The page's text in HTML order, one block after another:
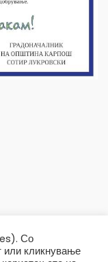
Со
или кликнување